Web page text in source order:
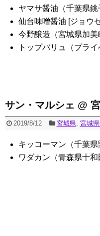
ヤマサ醤油（千葉県銚
仙台味噌醤油 [ジョウ
今野醸造（宮城県加美
トップバリュ（プライ
サン・マルシェ @
2019/8/12 宮城県, 宮城
キッコーマン（千葉県
ワダカン（青森県十和